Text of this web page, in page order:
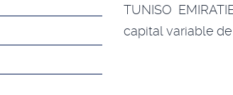
TUNISO
capital variable